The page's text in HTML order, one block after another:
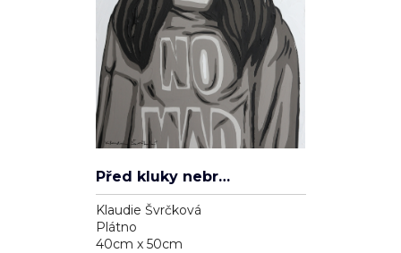
Před kluky nebrečím
Klaudie Švrčková
Plátno
40cm x 50cm